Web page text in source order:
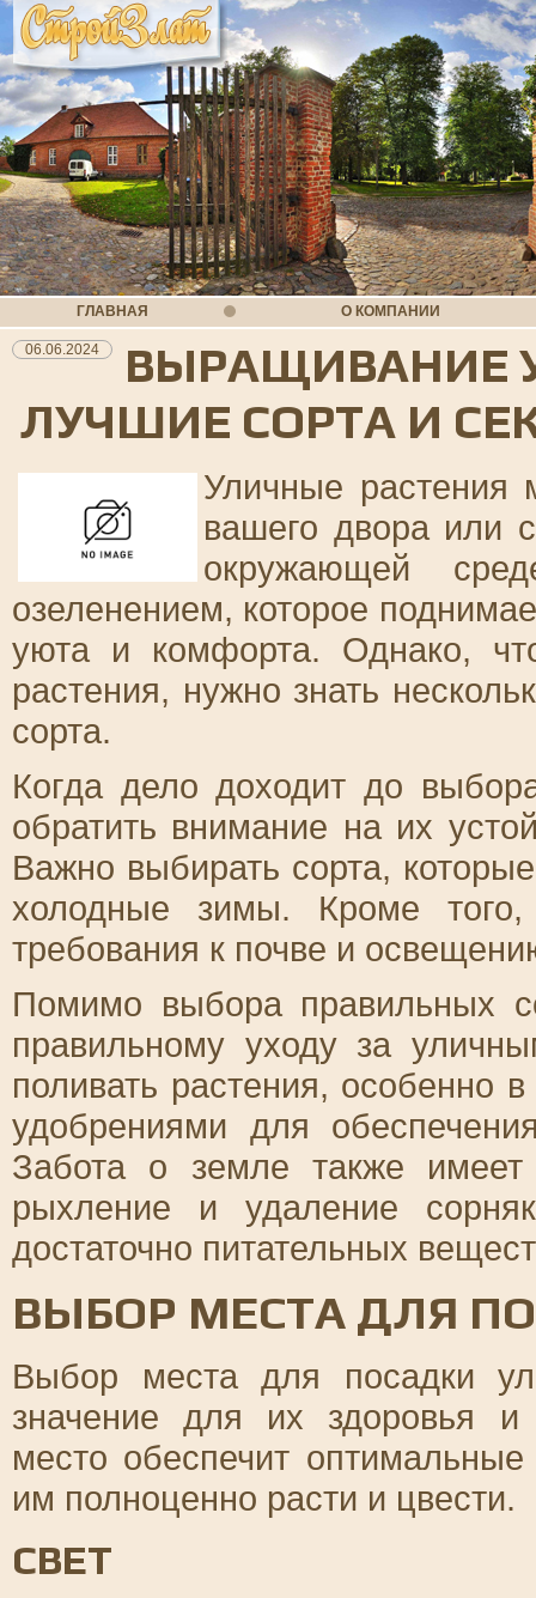
ГЛАВНАЯ О КОМПАНИИ
06.06.2024
ВЫРАЩИВАНИЕ
ЛУЧШИЕ СОРТА И
Уличные растения
вашего двора или
окружающей
озеленением, которое
уюта и комфорта. Однако,
растения, нужно знать
сорта.
Когда дело доходит до
обратить внимание на их
Важно выбирать сорта,
холодные зимы. Кроме
требования к почве и
Помимо выбора правильных
правильному уходу за
поливать растения, особенно
удобрениями для
Забота о земле также
рыхление и удаление
достаточно питательных
ВЫБОР МЕСТА ДЛЯ
Выбор места для посадки
значение для их здоровья и
место обеспечит
им полноценно расти и цвести.
СВЕТ